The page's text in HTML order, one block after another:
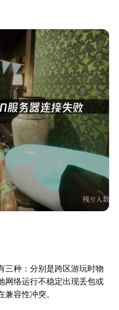
三种：分别是跨区游玩时物
网络运行不稳定出现丢包或
容性冲突。